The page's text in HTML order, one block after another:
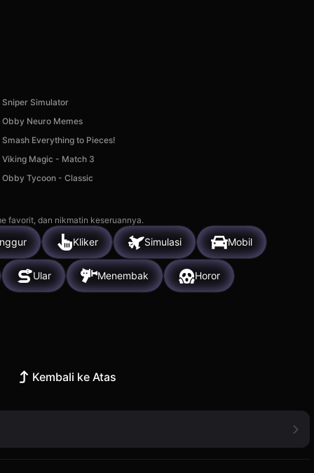
Sniper Simulator
Obby Neuro Memes
Smash Everything to Pieces!
Viking Magic - Match 3
Obby Tycoon - Classic
favorit, dan nikmatin keseruannya.
Kliker Simulasi Mobil
Ular Menembak Horor
Kembali ke Atas